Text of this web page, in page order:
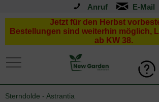
Anruf
Jetzt für den Herbst
Bestellungen sind weiterhin möglich,
ab KW 38.
Sterndolde - Astrantia